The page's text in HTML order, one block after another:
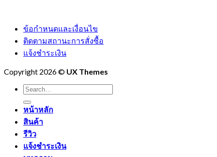
ข้อกำหนดและเงื่อนไข
ติดตามสถานะการสั่งซื้อ
แจ้งชำระเงิน
Copyright 2026 © UX Themes
Search
for:
หน้าหลัก
สินค้า
รีวิว
แจ้งชำระเงิน